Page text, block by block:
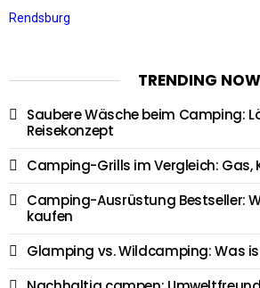
Rendsburg
TRENDING NOW
Saubere Wäsche beim Camping:
Reisekonzept
Camping-Grills im Vergleich: Gas,
Camping-Ausrüstung Bestseller:
kaufen
Glamping vs. Wildcamping: Was